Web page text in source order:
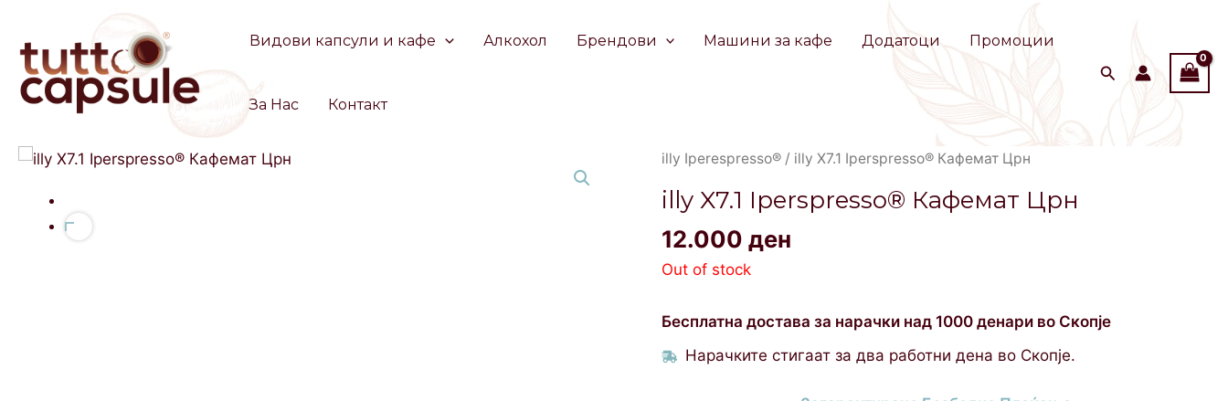
content
Видови капсули и кафе Алкохол Брендови Машини за кафе Додатоци Промоции
За Нас Контакт
illy Iperespresso® / illy X7.1 Iperspresso® Кафемат Црн
illy X7.1 Iperspresso® Кафемат Црн
12.000ден
Out of stock
Бесплатна достава за нарачки над 1000 денари во Скопје
Нарачките стигаат за два работни дена во Скопје.